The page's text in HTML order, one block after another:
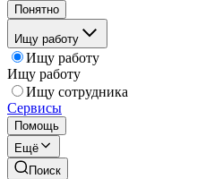
Понятно
Ищу работу
Ищу работу
Ищу работу
Ищу сотрудника
Сервисы
Помощь
Ещё
Поиск